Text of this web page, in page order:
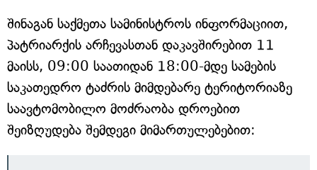
შინაგან საქმეთა სამინისტროს ინფორმაციით,
პატრიარქის არჩევასთან დაკავშირებით 11
მაისს, 09:00 საათიდან 18:00-მდე სამების
საკათედრო ტაძრის მიმდებარე ტერიტორიაზე
საავტომობილო მოძრაობა დროებით
შეიზღუდება შემდეგი მიმართულებებით: